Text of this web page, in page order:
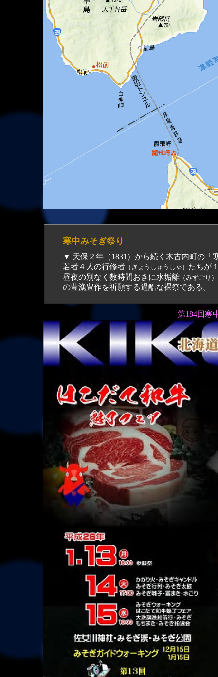
寒中みそぎ祭り
▼ 天保２年（1831）から続く木古内町の「
若者４人の行修者（ぎょうしゅうしゃ） たちが
昼夜の別なく数時間おきに水垢離（みずごり）
の豊漁豊作を祈願する過酷な裸祭である。
第184回寒